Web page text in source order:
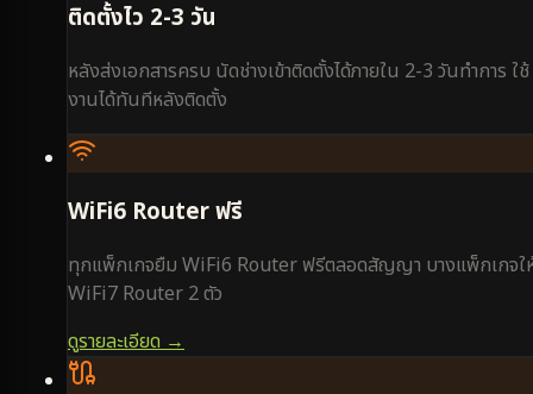
ติดตั้งไว 2-3 วัน
หลังส่งเอกสารครบ นัดช่างเข้าติดตั้งได้ภายใน 2-3 วันทำการ ใช้
งานได้ทันทีหลังติดตั้ง
WiFi6 Router ฟรี
ทุกแพ็กเกจยืม WiFi6 Router ฟรีตลอดสัญญา บางแพ็กเกจใ
WiFi7 Router 2 ตัว
ดูรายละเอียด →